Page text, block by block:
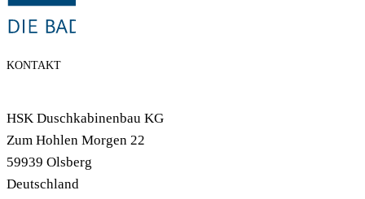
KONTAKT
HSK Duschkabinenbau KG
Zum Hohlen Morgen 22
59939 Olsberg
Deutschland